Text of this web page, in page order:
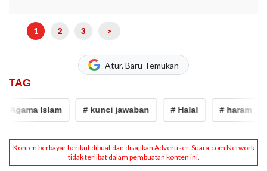
1 2 3 >
Atur, Baru Temukan
TAG
Islam # kunci jawaban # Halal # haram